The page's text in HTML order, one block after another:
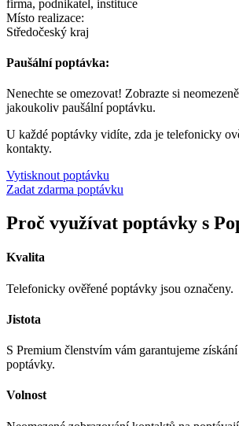
firma, podnikatel, instituce
Místo realizace:
Středočeský kraj
Paušální poptávka:
Nenechte se omezovat! Zobrazte si
jakoukoliv paušální poptávku.
U každé poptávky vidíte, zda je telefonicky
kontakty.
Vytisknout poptávku
Zadat zdarma poptávku
Proč využívat poptávky s
Kvalita
Telefonicky ověřené poptávky jsou označeny.
Jistota
S Premium členstvím vám garantujeme
poptávky.
Volnost